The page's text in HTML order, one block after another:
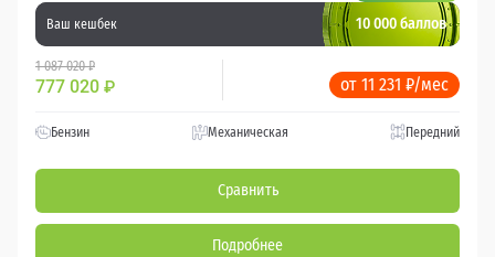
Ваш кешбек 10 000 баллов
1 087 020 ₽
777 020 ₽ от 11 231 ₽/мес
Бензин Механическая Передний
Сравнить
Подробнее